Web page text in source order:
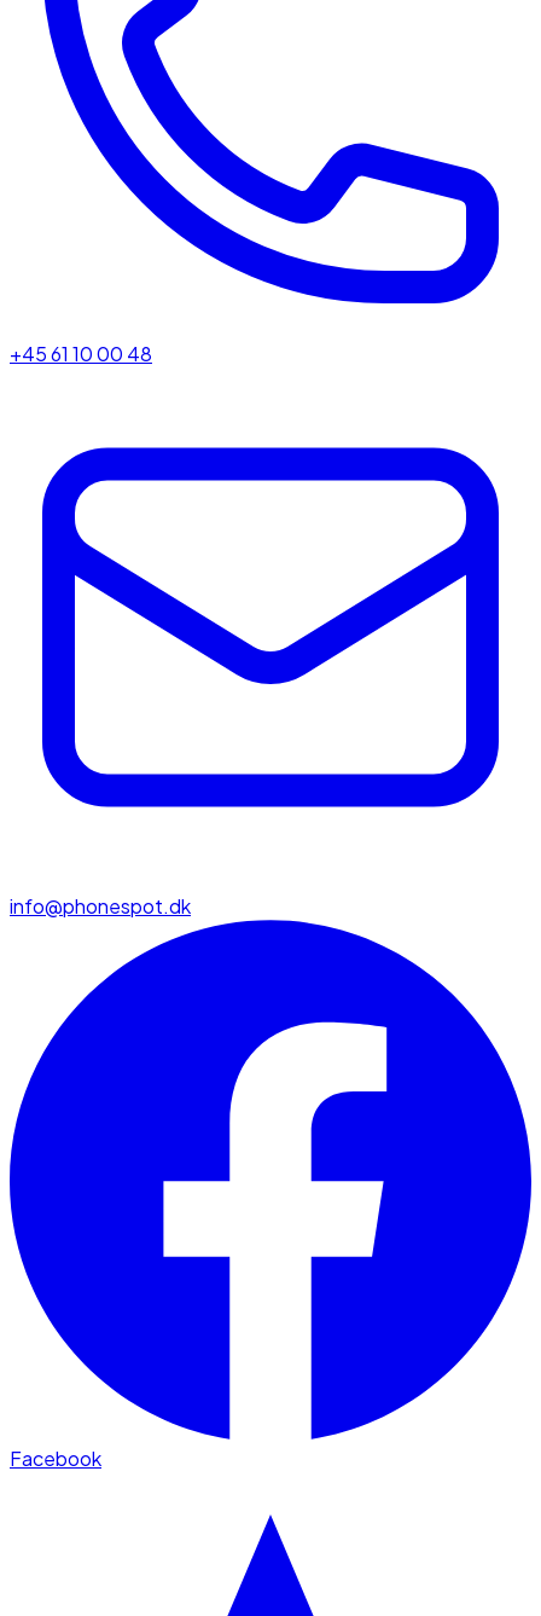
+45 61 10 00 48
info@phonespot.dk
Facebook